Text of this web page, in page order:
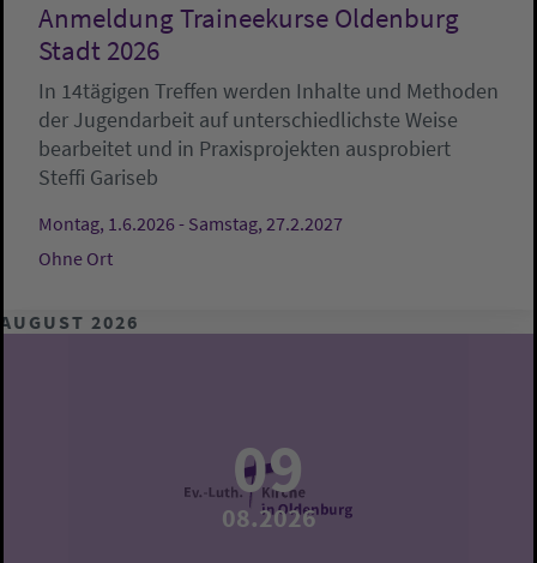
Anmeldung Traineekurse Oldenburg
Stadt 2026
In 14tägigen Treffen werden Inhalte und Methoden
der Jugendarbeit auf unterschiedlichste Weise
bearbeitet und in Praxisprojekten ausprobiert
Steffi Gariseb
Montag, 1.6.2026 - Samstag, 27.2.2027
Ohne Ort
AUGUST 2026
09
08.2026